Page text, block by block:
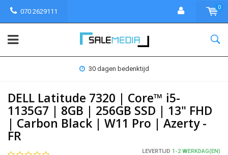
070 2629111
0
30 dagen bedenktijd
DELL Latitude 7320 | Core™ i5-
1135G7 | 8GB | 256GB SSD | 13" FHD
| Carbon Black | W11 Pro | Azerty -
FR
LEVERTIJD 1-2 WERKDAG(EN)